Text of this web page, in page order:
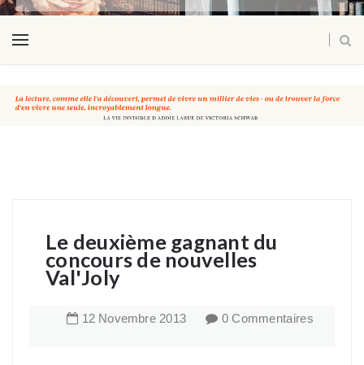
Le deuxième gagnant du
concours de nouvelles
Val'Joly
12 Novembre 2013 0 Commentaires